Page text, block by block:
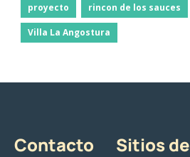
proyecto rincon de los sauces
Villa La Angostura
Contacto
Sitios de